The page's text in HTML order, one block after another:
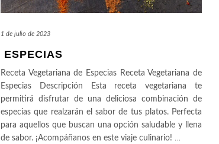
1 de julio de 2023
ESPECIAS
Receta Vegetariana de Especias Receta Vegetariana de
Especias Descripción Esta receta vegetariana te
permitirá disfrutar de una deliciosa combinación de
especias que realzarán el sabor de tus platos. Perfecta
para aquellos que buscan una opción saludable y llena
de sabor. ¡Acompáñanos en este viaje culinario! …